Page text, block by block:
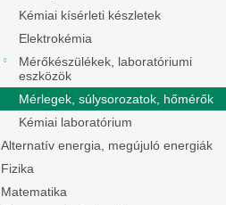
Kémiai kísérleti készletek
Elektrokémia
Mérőkészülékek, laboratóriumi
eszközök
Mérlegek, súlysorozatok, hőmérők
Kémiai laboratórium
Alternatív energia, megújuló energiák
Fizika
Matematika